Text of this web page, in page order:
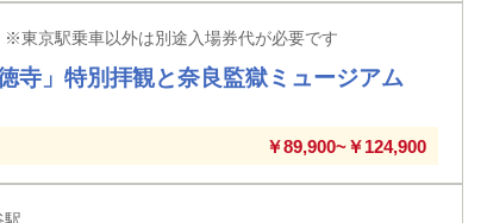
東京駅乗車以外は別途入場券代が必要です
寺」特別拝観と奈良監獄ミュージアム
￥89,900~￥124,900
駅